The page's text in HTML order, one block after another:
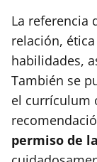
La referencia
relación,
habilidades,
También se
el currículum
permiso de